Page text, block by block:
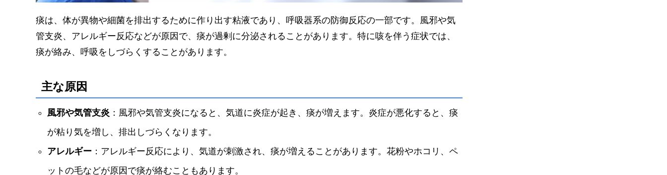
痰は、体が異物や細菌を排出するために作り出す粘液であり、呼吸器系の防御反応の一部です。風邪や気
管支炎、アレルギー反応などが原因で、痰が過剰に分泌されることがあります。特に咳を伴う症状では、
痰が絡み、呼吸をしづらくすることがあります。
主な原因
風邪や気管支炎 ：風邪や気管支炎になると、気道に炎症が起き、痰が増えます。炎症が悪化すると、痰
が粘り気を増し、排出しづらくなります。
アレルギー ：アレルギー反応により、気道が刺激され、痰が増えることがあります。花粉やホコリ、ペ
ットの毛などが原因で痰が絡むこともあります。